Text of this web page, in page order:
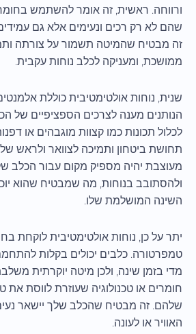
ורווחה. ראשית, זה אומר להשתמש
שהם לא רק רכים ונעימים אלא גם
זה מבטיח שהמיטה תשמור על צורתה
ממושכת, ומעניקה לכלב נוחות עקבית.
שנית, נוחות אולטימטיבית כוללת
הנותנים מענה לצרכים הספציפיים של
לכלול תכונות כמו קצוות מוגבהים או
תחושת ביטחון ותמיכה לצוואר ולראש
מעוצבת יהיה מספיק מקום עבור הכלב
ולהסתובב בנוחות, מה שמבטיח שהוא
השינה המושלמת שלו.
יתר על כן, נוחות אולטימטיבית לוקחת
טמפרטורה. כלבים יכולים בקלות
מדי בזמן שינה, ולכן מיטה יוקרתית
חומרים או טכנולוגיה שעוזרת לווסת
שלהם. זה מבטיח שהכלב שלך יישאר
האוויר או לעונה.